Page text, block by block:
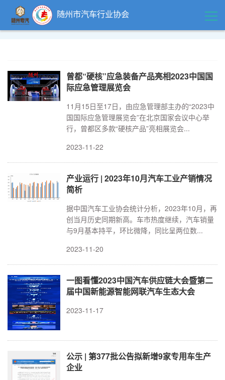
随州市汽车行业协会
领导关怀
行业动态
政策法规
展会论坛
公告查询
曾都“硬核”应急装备产品亮相2023中国国
际应急管理展览会
11月15日至17日，由应急管理部主办的“2023中
国国际应急管理展览会”在北京国家会议中心举
行，曾都区多款“硬核产品”亮相展览会...
2023-11-22
产业运行 | 2023年10月汽车工业产销情况
简析
据中国汽车工业协会统计分析，2023年10月，再
创当月历史同期新高。车市热度继续，汽车销量
与9月基本持平，环比微降，同比呈两位数...
2023-11-20
一图看懂2023中国汽车供应链大会暨第二
届中国新能源智能网联汽车生态大会
2023-11-17
公示 | 第377批公告拟新增9家专用车生产
企业